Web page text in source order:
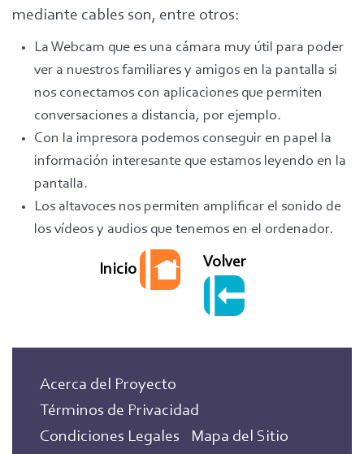
mediante cables son, entre otros:
La Webcam que es una cámara muy útil para poder
ver a nuestros familiares y amigos en la pantalla si
nos conectamos con aplicaciones que permiten
conversaciones a distancia, por ejemplo.
Con la impresora podemos conseguir en papel la
información interesante que estamos leyendo en la
pantalla.
Los altavoces nos permiten amplificar el sonido de
los vídeos y audios que tenemos en el ordenador.
Inicio Volver
Acerca del Proyecto
Términos de Privacidad
Condiciones Legales
Mapa del Sitio